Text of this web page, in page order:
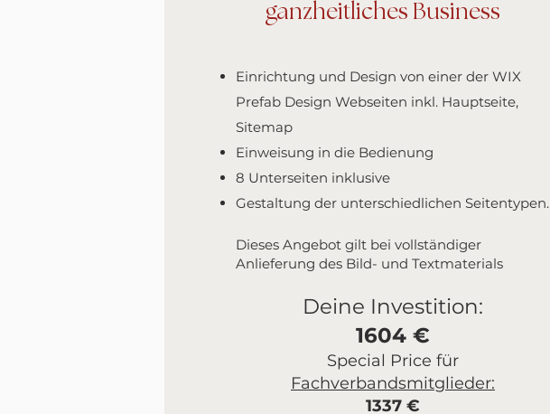
ganzheitliches Business
Einrichtung und Design von einer der WIX
Prefab Design Webseiten inkl. Hauptseite,
Sitemap
Einweisung in die Bedienung
8 Unterseiten inklusive
Gestaltung der unterschiedlichen Seitentypen.
Dieses Angebot gilt bei vollständiger
Anlieferung des Bild- und Textmaterials
Deine Investition:
1604 €
Special Price für
Fachverbandsmitglieder:
1337 €